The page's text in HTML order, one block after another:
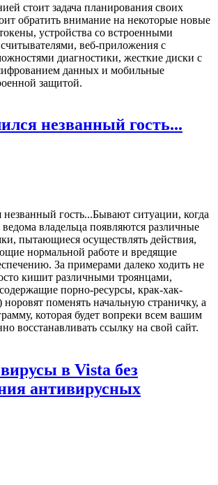
стоит задача планирования своих
обратить внимание на некоторые новые
устройства со встроенными
веб-приложения с
диагностики, жесткие диски с
данных и мобильные
защитой.
незванный гость...
Бывают ситуации, когда
владельца появляются различные
пытающиеся осуществлять действия,
нормальной работе и вредящие
За примерами далеко ходить не
кишит различными троянцами,
порно-ресурсы, крак-хак-
норовят поменять начальную страничку, а
которая будет вопреки всем вашим
восстанавливать ссылку на свой сайт.
в Vista без
антивирусных